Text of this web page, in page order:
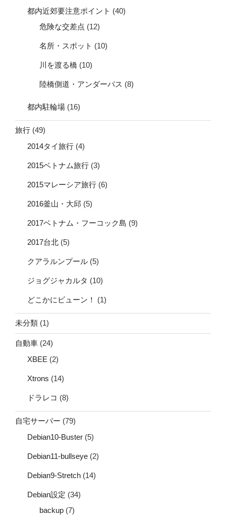
都内近郊要注意ポイント (40)
危険な交差点 (12)
名所・スポット (10)
川を渡る橋 (10)
陸橋側道・アンダーパス (8)
都内駐輪場 (16)
旅行 (49)
2014タイ旅行 (4)
2015ベトナム旅行 (3)
2015マレーシア旅行 (6)
2016釜山・大邱 (5)
2017ベトナム・フーコック島 (9)
2017台北 (5)
クアラルンプール (5)
ジョグジャカルタ (10)
どこかにビューン！ (1)
未分類 (1)
自動車 (24)
XBEE (2)
Xtrons (14)
ドラレコ (8)
自宅サーバー (79)
Debian10-Buster (5)
Debian11-bullseye (2)
Debian9-Stretch (14)
Debian設定 (34)
backup (7)